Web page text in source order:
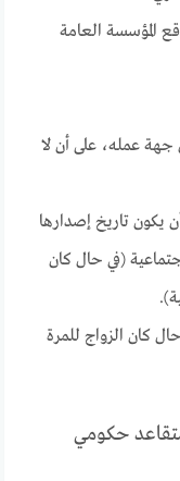
المؤسسة العامة
عمله، على أن لا
يكون تاريخ إصدارها
الاجتماعية (في حال كان
كان الزواج للمرة
حكومي